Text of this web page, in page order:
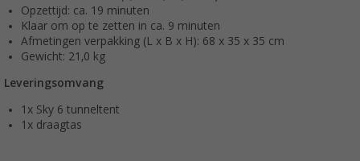
Opzettijd: ca. 19 minuten
Klaar om op te zetten in ca. 9 minuten
Afmetingen verpakking (L x B x H): 68 x 35 x 35 cm
Gewicht: 21,0 kg
Leveringsomvang
1x Sky 6 tunneltent
1x draagtas